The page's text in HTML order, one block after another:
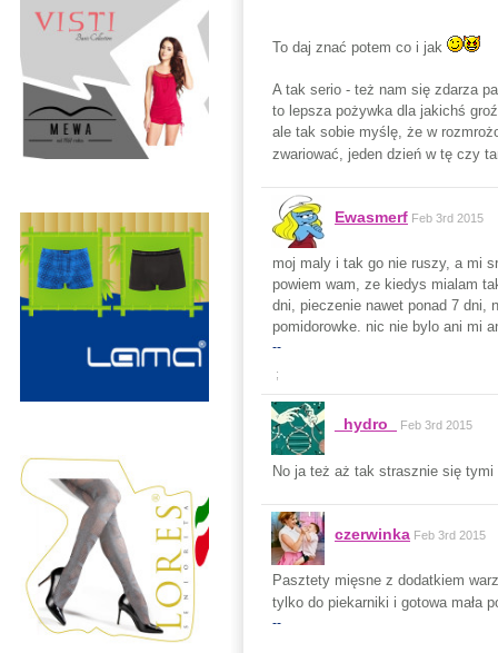
To daj znać potem co i jak
A tak serio - też nam się zdarza
to lepsza pożywka dla jakichś
ale tak sobie myślę, że w
zwariować, jeden dzień w tę czy
Ewasmerf Feb 3rd 2015
moj maly i tak go nie ruszy, a mi
powiem wam, ze kiedys mialam
dni, pieczenie nawet ponad 7 dni,
pomidorowke. nic nie bylo ani mi
--
;
_hydro_ Feb 3rd 2015
No ja też aż tak strasznie się
czerwinka Feb 3rd 2015
Pasztety mięsne z dodatkiem
tylko do piekarniki i gotowa mała
--